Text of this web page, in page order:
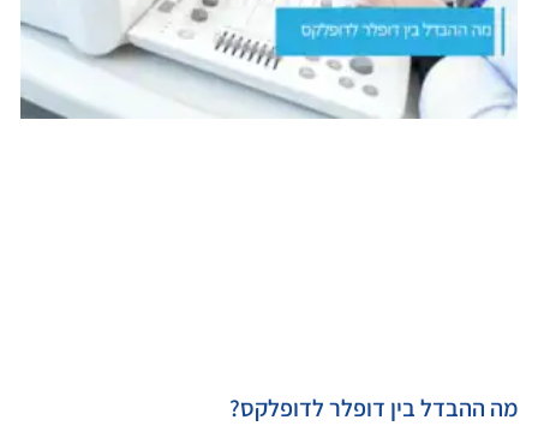
מה ההבדל בין דופלר לדופלקס?